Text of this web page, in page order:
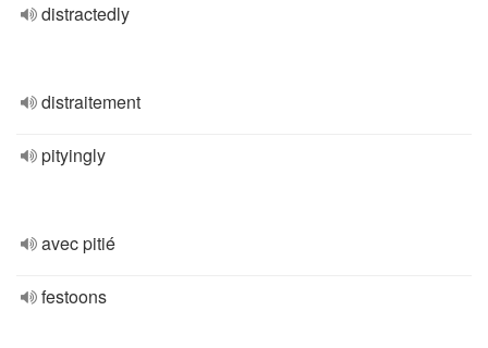
distractedly
distraitement
pityingly
avec pitié
festoons